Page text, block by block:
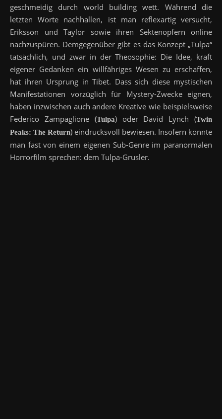
geschmeidig durch world building wett. Während die
letzten Worte nachhallen, ist man reflexartig versucht,
Eriksson und Taylor sowie ihren Sektenopfern online
nachzuspüren. Demgegenüber gibt es das Konzept „Tulpa“
tatsächlich, und zwar in der Theosophie: Die Idee, kraft
eigener Gedanken ein willfähriges Wesen zu erschaffen,
hat ihren Ursprung in Tibet. Dass sich diese mystischen
Manifestationen vorzüglich für Mystery-Zwecke eignen,
haben inzwischen auch andere Kreative wie beispielsweise
Federico Zampaglione (Tulpa) oder David Lynch (Twin
Peaks: The Return) eindrucksvoll bewiesen. Insofern könnte
man fast von einem eigenen Sub-Genre im paranormalen
Horrorfilm sprechen: dem Tulpa-Grusler.